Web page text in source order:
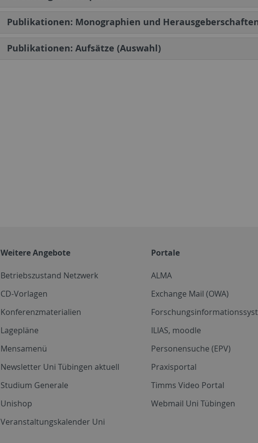
Publikationen: Monographien und
Publikationen: Aufsätze (Auswahl)
Weitere Angebote
Betriebszustand Netzwerk
CD-Vorlagen
Konferenzmaterialien
Lagepläne
Mensamenü
Newsletter Uni Tübingen aktuell
Studium Generale
Unishop
Veranstaltungskalender Uni
Portale
ALMA
Exchange Mail (OWA)
ILIAS, moodle
Personensuche (EPV)
Praxisportal
Timms Video Portal
Webmail Uni Tübingen